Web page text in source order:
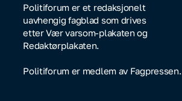
Politiforum er et redaksjonelt
uavhengig fagblad som drives
etter Vær varsom-plakaten og
Redaktørplakaten.
Politiforum er medlem av Fagpressen.